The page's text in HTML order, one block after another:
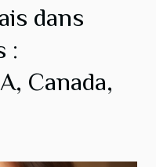
dans
:
Canada,